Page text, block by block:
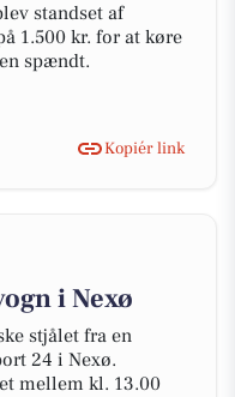
standset af
1.500 kr. for at køre
spændt.
Kopiér link
i Nexø
stjålet fra en
24 i Nexø.
mellem kl. 13.00